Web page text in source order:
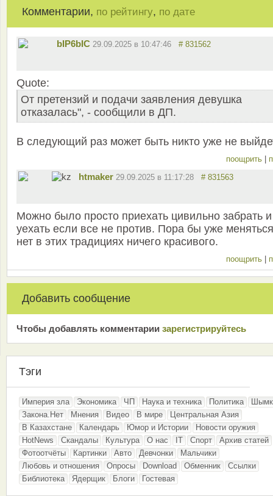
Комментарии, по рейтингу, по дате
bIP6bIC 29.09.2025 в 10:47:46 # 831562
Quote:
От претензий и подачи заявления девушка
отказалась", - сообщили в ДП.
В следующий раз может быть никто уже не
поощрить |
htmaker 29.09.2025 в 11:17:28 # 831563
Можно было просто приехать цивильно забрать и
уехать если все не против. Пора бы уже
нет в этих традициях ничего красивого.
поощрить |
Добавить сообщение
Чтобы добавлять комментарии зарeгиcтрирyйтeсь
Тэги
Империя зла Экономика ЧП Наука и техника Политика
Закона.Нет
Мнения Видео В мире
Центральная Азия
В Казахстане
Календарь Юмор и Истории
Новости оружия
HotNews
Скандалы Культура О нас IT Спорт
Архив статей
Фотоотчёты
Картинки Авто Девчонки
Мальчики
Любовь и отношения
Опросы Download Обменник
Ссылки
Библиотека
Ядерщик Блоги Гостевая